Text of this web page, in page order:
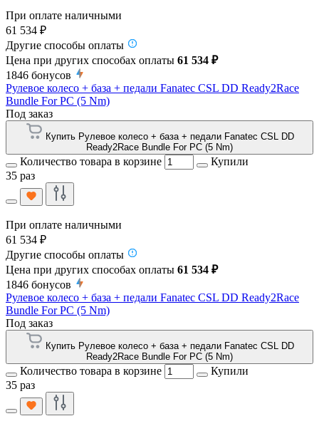
При оплате наличными
61 534 ₽
Другие способы оплаты
Цена при других способах оплаты 61 534 ₽
1846 бонусов
Рулевое колесо + база + педали Fanatec CSL DD Ready2Race
Bundle For PC (5 Nm)
Под заказ
Купить Рулевое колесо + база + педали Fanatec CSL DD
Ready2Race Bundle For PC (5 Nm)
Количество товара в корзине
Купили
35 раз
При оплате наличными
61 534 ₽
Другие способы оплаты
Цена при других способах оплаты 61 534 ₽
1846 бонусов
Рулевое колесо + база + педали Fanatec CSL DD Ready2Race
Bundle For PC (5 Nm)
Под заказ
Купить Рулевое колесо + база + педали Fanatec CSL DD
Ready2Race Bundle For PC (5 Nm)
Количество товара в корзине
Купили
35 раз